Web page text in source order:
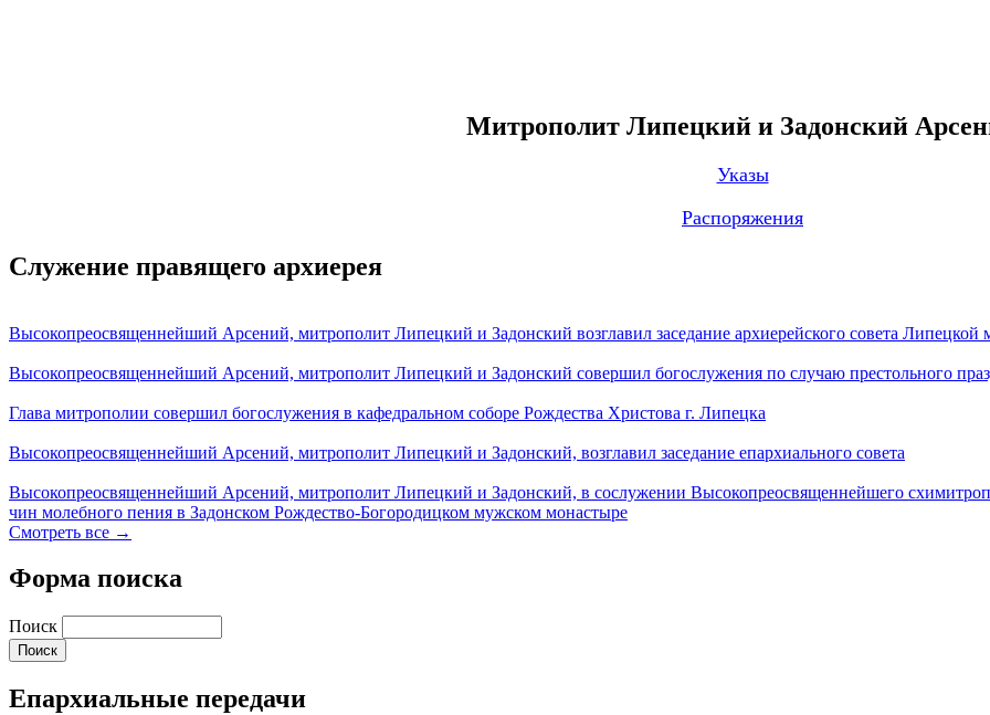
Митрополит Липецкий и Задонский
Указы
Распоряжения
Служение правящего архиерея
Высокопреосвященнейший Арсений, митрополит Липецкий и Задонский возглавил заседание архиерейского совета Липецкой
Высокопреосвященнейший Арсений, митрополит Липецкий и Задонский совершил богослужения по случаю престольного
Глава митрополии совершил богослужения в кафедральном соборе Рождества Христова г. Липецка
Высокопреосвященнейший Арсений, митрополит Липецкий и Задонский, возглавил заседание епархиального совета
Высокопреосвященнейший Арсений, митрополит Липецкий и Задонский, в сослужении Высокопреосвященнейшего
чин молебного пения в Задонском Рождество-Богородицком мужском монастыре
Смотреть все →
Форма поиска
Поиск
Епархиальные передачи